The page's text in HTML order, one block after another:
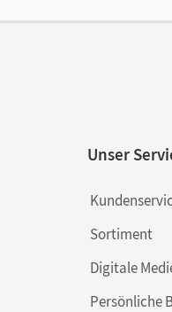
Unser
Sortiment
Digitale
Persönliche